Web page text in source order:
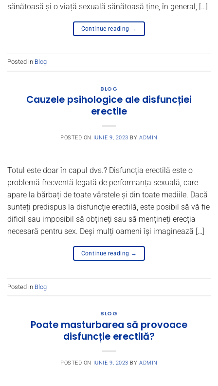
sănătoasă și o viață sexuală sănătoasă ține, în general, […]
Continue reading →
Posted in Blog
BLOG
Cauzele psihologice ale disfuncției
erectile
POSTED ON IUNIE 9, 2023 BYADMIN
Totul este doar în capul dvs.? Disfuncția erectilă este o
problemă frecventă legată de performanța sexuală, care
apare la bărbați de toate vârstele și din toate mediile. Dacă
sunteți predispus la disfuncție erectilă, este posibil să vă fie
dificil sau imposibil să obțineți sau să mențineți erecția
necesară pentru sex. Deși mulți oameni își imaginează […]
Continue reading →
Posted in Blog
BLOG
Poate masturbarea să provoace
disfuncție erectilă?
POSTED ON IUNIE 9, 2023 BYADMIN